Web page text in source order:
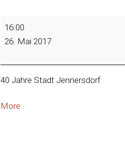
16:00
26. Mai 2017
40 Jahre Stadt Jennersdorf
More